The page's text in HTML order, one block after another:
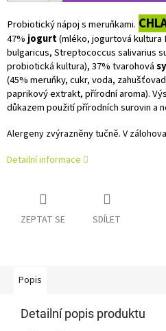
Probiotický nápoj s meruňkami.
47%jogurt(mléko, jogurtová
bulgaricus, Streptococcus salivarius
probiotická kultura), 37% tvarohová
(45% meruňky, cukr, voda,
paprikový extrakt, přírodní aroma).
důkazem použití přírodních surovin a
Alergeny zvýrazněny tučně. V
Detailní informace
ZEPTAT SE SDÍLET
Popis
Detailní popis produktu